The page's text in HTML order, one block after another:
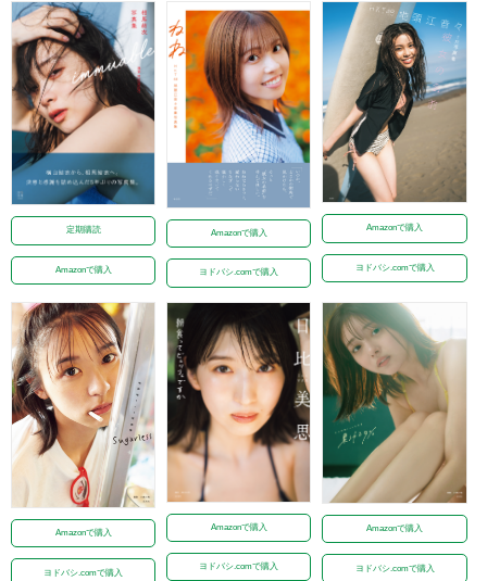
定期購読
Amazonで購入
Amazonで購入
ヨドバシ.comで購入
Amazonで購入
ヨドバシ.comで購入
Amazonで購入
ヨドバシ.comで購入
Amazonで購入
ヨドバシ.comで購入
Amazonで購入
ヨドバシ.comで購入